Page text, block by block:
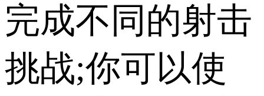
完成不同的射击
挑战;你可以使